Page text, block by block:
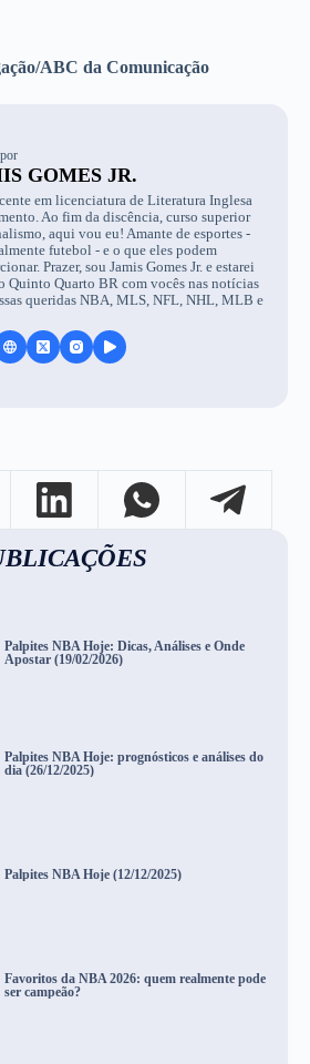
ABC da Comunicação
GOMES JR.
em licenciatura de Literatura Inglesa
Ao fim da discência, curso superior
aqui vou eu! Amante de esportes -
futebol - e o que eles podem
Prazer, sou Jamis Gomes Jr. e estarei
Quinto Quarto BR com vocês nas notícias
queridas NBA, MLS, NFL, NHL, MLB e
Palpites NBA Hoje: Dicas, Análises e Onde
Apostar (19/02/2026)
Palpites NBA Hoje: prognósticos e análises do
dia (26/12/2025)
Palpites NBA Hoje (12/12/2025)
Favoritos da NBA 2026: quem realmente pode
ser campeão?